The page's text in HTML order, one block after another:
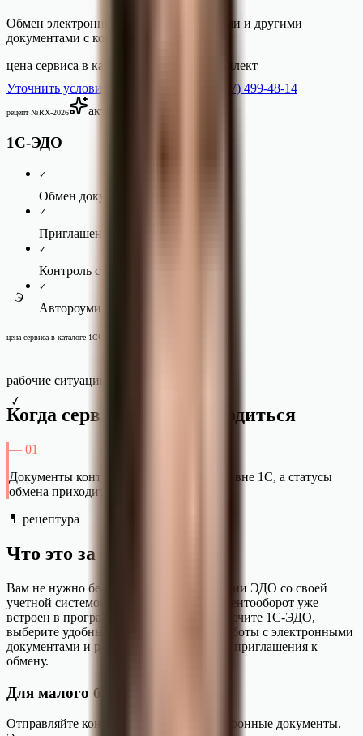
Обмен электронными счетами-фактурами и другими
документами с контрагентами.
цена сервиса в каталоге 1С
2 руб./комплект
Уточнить условия 1С-ЭДО
+7 (937) 499-48-14
рецепт №RX-2026 активен
1С-ЭДО
✓
Обмен документами из 1С
✓
Приглашения контрагентам
✓
Контроль статусов ЭДО
✓
Автороуминг операторов
цена сервиса в каталоге 1Сот 2 руб./комплект
Э
✓
рабочие ситуации
Когда сервис может пригодиться
— 01
Документы контрагентам отправляются вне 1С, а статусы
обмена приходится проверять отдельно.
💊 рецептура
Что это за сервис
Вам не нужно беспокоиться об интеграции ЭДО со своей
учетной системой – электронный документооборот уже
встроен в программы 1С. Просто подключите 1С-ЭДО,
выберите удобный для вас интерфейс работы с электронными
документами и разошлите контрагентам приглашения к
обмену.
Для малого бизнеса
Отправляйте контрагентам любые электронные документы.